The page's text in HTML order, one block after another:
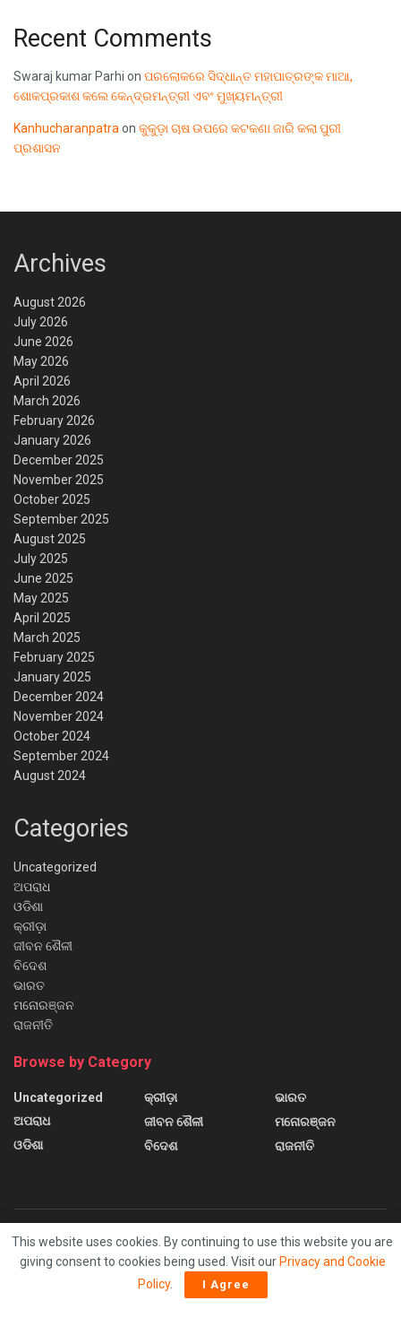
Recent Comments
Swaraj kumar Parhi on ପରଲୋକରେ ସିଦ୍ଧାନ୍ତ ମହାପାତ୍ରଙ୍କ ମାଆ,
ଶୋକପ୍ରକାଶ କଲେ କେନ୍ଦ୍ରମନ୍ତ୍ରୀ ଏବଂ ମୁଖ୍ୟମନ୍ତ୍ରୀ
Kanhucharanpatraon କୁକୁଡ଼ା ଚାଷ ଉପରେ କଟକଣା ଜାରି କଲା ପୁରୀ
ପ୍ରଶାସନ
Archives
August 2026
July 2026
June 2026
May 2026
April 2026
March 2026
February 2026
January 2026
December 2025
November 2025
October 2025
September 2025
August 2025
July 2025
June 2025
May 2025
April 2025
March 2025
February 2025
January 2025
December 2024
November 2024
October 2024
September 2024
August 2024
Categories
Uncategorized
ଅପରାଧ
ଓଡିଶା
କ୍ରୀଡ଼ା
ଜୀବନ ଶୈଳୀ
ବିଦେଶ
ଭାରତ
ମନୋରଞ୍ଜନ
ରାଜନୀତି
Browse by Category
Uncategorized
ଅପରାଧ
ଓଡିଶା
କ୍ରୀଡ଼ା
ଜୀବନ ଶୈଳୀ
ବିଦେଶ
ଭାରତ
ମନୋରଞ୍ଜନ
ରାଜନୀତି
About us Contact us Home Home 2
Home 3
Home 4
Home 5 Home 6 Sample Page
This website uses cookies. By continuing to use this website you are
giving consent to cookies being used. Visit our Privacy and Cookie
Policy. I Agree